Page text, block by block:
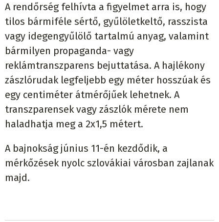
A rendőrség felhívta a figyelmet arra is, hogy
tilos bármiféle sértő, gyűlöletkeltő, rasszista
vagy idegengyűlölő tartalmú anyag, valamint
bármilyen propaganda- vagy
reklámtranszparens bejuttatása. A hajlékony
zászlórudak legfeljebb egy méter hosszúak és
egy centiméter átmérőjűek lehetnek. A
transzparensek vagy zászlók mérete nem
haladhatja meg a 2x1,5 métert.
A bajnokság június 11-én kezdődik, a
mérkőzések nyolc szlovákiai városban zajlanak
majd.